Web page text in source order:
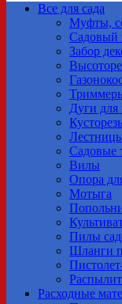
Все для сада
Муфты,
Садовый
Забор
Дуги для
Садовые
Вилы
Опора
Мотыга
Пилы
Шланги
Расходные